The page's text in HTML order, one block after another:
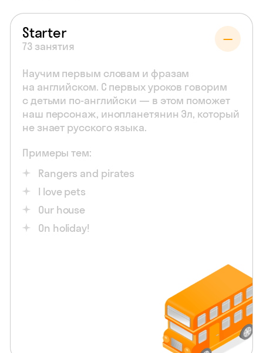
Starter
73 занятия
Научим первым словам и фразам
на английском. С первых уроков говорим
с детьми по-английски — в этом поможет
наш персонаж, инопланетянин Эл, который
не знает русского языка.
Примеры тем:
Rangers and pirates
I love pets
Our house
On holiday!